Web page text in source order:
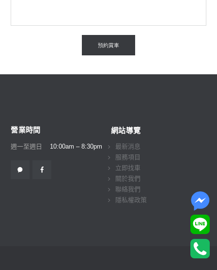
營業時間
週一至週日 10:00am – 8:30pm
網站導覽
最新消息
服務項目
立即找車
關於我們
聯絡我們
隱私權政策